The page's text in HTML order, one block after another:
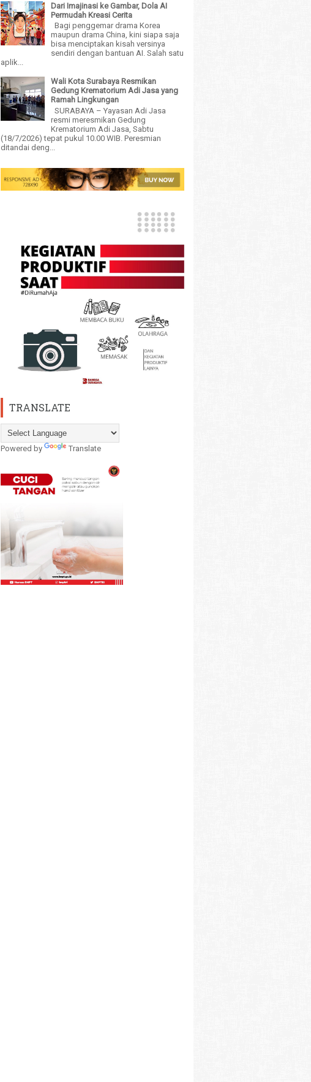
Dari Imajinasi ke Gambar, Dola AI
Permudah Kreasi Cerita
Bagi penggemar drama Korea
maupun drama China, kini siapa saja
bisa menciptakan kisah versinya
sendiri dengan bantuan AI. Salah satu
aplik...
Wali Kota Surabaya Resmikan
Gedung Krematorium Adi Jasa yang
Ramah Lingkungan
SURABAYA – Yayasan Adi Jasa
resmi meresmikan Gedung
Krematorium Adi Jasa, Sabtu
(18/7/2026) tepat pukul 10.00 WIB. Peresmian
ditandai deng...
TRANSLATE
Powered by Translate